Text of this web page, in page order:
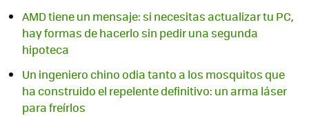
AMD tiene un mensaje: si necesitas actualizar tu PC,
hay formas de hacerlo sin pedir una segunda
hipoteca
Un ingeniero chino odia tanto a los mosquitos que
ha construido el repelente definitivo: un arma láser
para freírlos